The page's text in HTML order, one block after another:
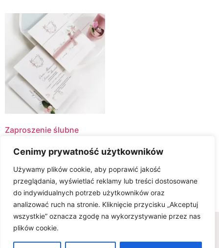
Cenimy prywatność użytkowników
Używamy plików cookie, aby poprawić jakość
przeglądania, wyświetlać reklamy lub treści dostosowane
do indywidualnych potrzeb użytkowników oraz
analizować ruch na stronie. Kliknięcie przycisku „Akceptuj
wszystkie” oznacza zgodę na wykorzystywanie przez nas
plików cookie.
Zaproszenie ślubne
12.00zł
Select Options
Wszelkie prawa zastrzeżone © www.karteria.pl
FAQ - wiedza na temat zaproszeń ślubnych